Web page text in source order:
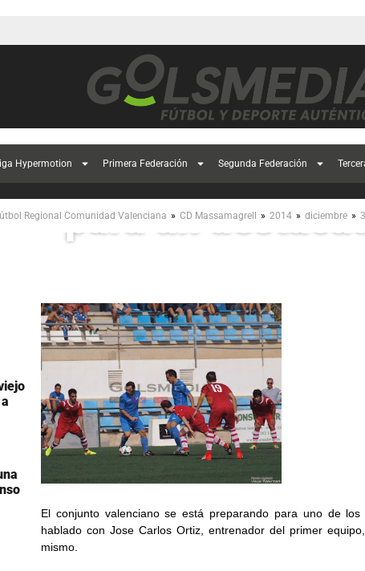
Hypermotion Primera Federación Segunda Federación
Regional Comunidad Valenciana » CD Massamagrell » 2014 » diciembre » 3
El
para un
El conjunto valenciano se está preparando para uno de
hablado con Jose Carlos Ortiz, entrenador del primer
mismo.